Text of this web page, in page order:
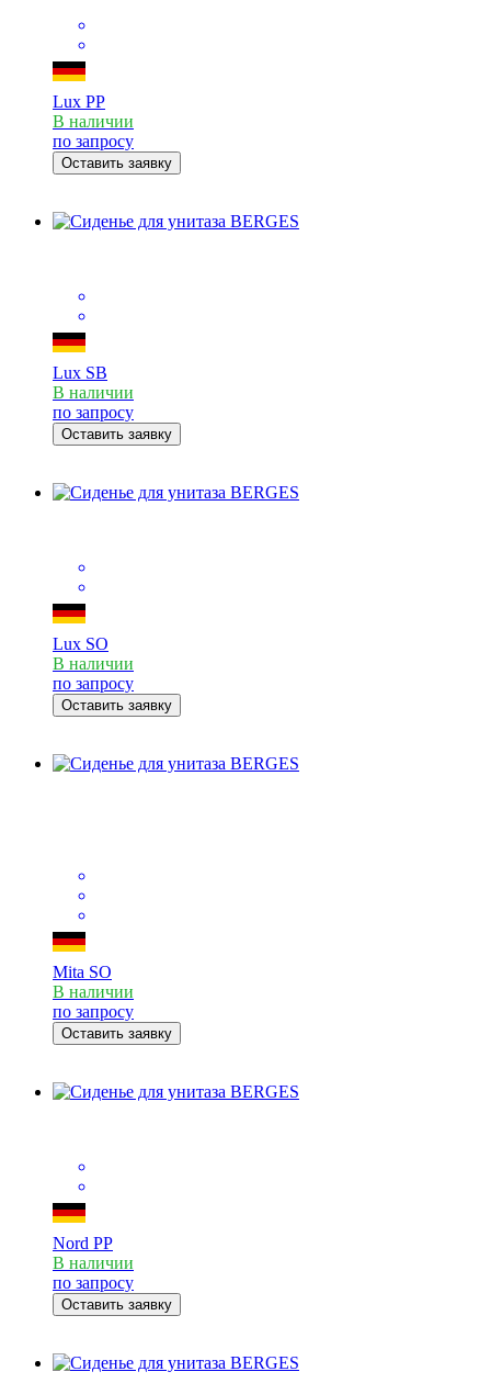
Lux PP
В наличии
по запросу
Оставить заявку
Lux SB
В наличии
по запросу
Оставить заявку
Lux SO
В наличии
по запросу
Оставить заявку
Mita SO
В наличии
по запросу
Оставить заявку
Nord PP
В наличии
по запросу
Оставить заявку